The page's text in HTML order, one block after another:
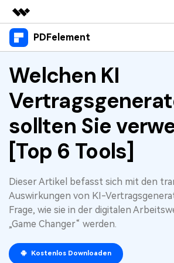
Top-Produkte
Dienstprogramme
Business
Lösungen
Über uns
Presseraum
Shop
Support
PDFelement
Produkte
Desktop
PDFelement für Windows
Mobile App
PDFelement für iPhone/iPad
PDFelement für Android
Cloud
Lösungen
Benutzer im Bildungswesen
PDF lesen
PDF erstellen
PDF kombinieren
Ressourcen
Heiße Themen
Top PDF-Software
How-Tos
Mac-Software
OCR PDF Tipps
Business
KMU von 1-10p
10p+ Unternehmen
Jetzt kaufen
Welchen KI
sollten Sie
[Top 6 Tools]
Dieser Artikel befasst sich mit den
Auswirkungen von KI-
Frage, wie sie in der digitalen
„Game Changer“ werden.
Kostenlos Downloaden